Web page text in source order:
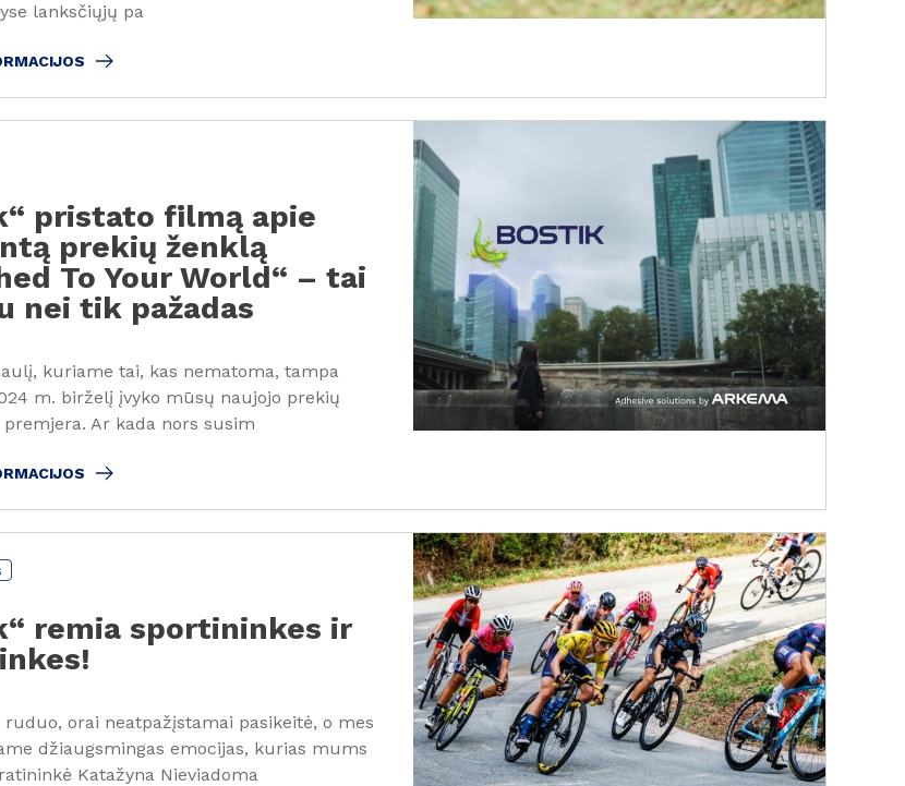
lanksčiųjų pa
pristato filmą apie
prekių ženklą
To Your World“ – tai
nei tik pažadas
kuriame tai, kas nematoma, tampa
m. birželį įvyko mūsų naujojo prekių
Ar kada nors susim
remia sportininkes ir
ruduo, orai neatpažįstamai pasikeitė, o mes
džiaugsmingas emocijas, kurias mums
Katažyna Nieviadoma